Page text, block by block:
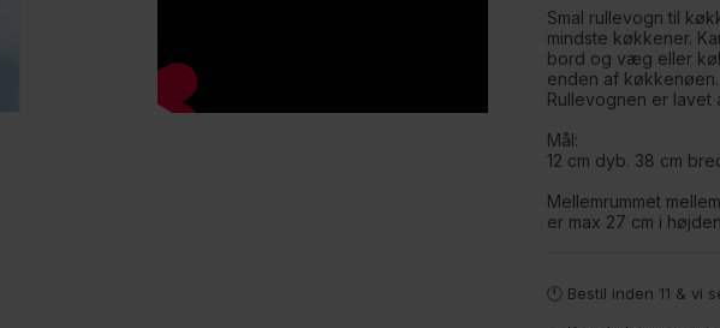
Smal rullevogn til
mindste køkkener.
bord og væg eller
enden af køkkenøen.
Rullevognen er lavet
Mål:
12 cm dyb. 38 cm
Mellemrummet
er max 27 cm i
🕚 Bestil inden 11 & vi